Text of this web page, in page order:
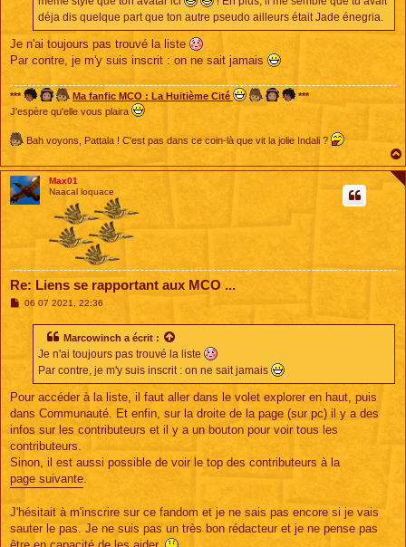
déja dis quelque part que ton autre pseudo ailleurs était Jade énegria.
Je n'ai toujours pas trouvé la liste
Par contre, je m'y suis inscrit : on ne sait jamais
*** Ma fanfic MCO : La Huitième Cité
***
J'espère qu'elle vous plaira
Bah voyons, Pattala ! C'est pas dans ce coin-là que vit la jolie Indali ?
Max01
Naacal loquace
Re: Liens se rapportant aux MCO ...
M06 07 2021, 22:36
Marcowinch a écrit :
Je n'ai toujours pas trouvé la liste
Par contre, je m'y suis inscrit : on ne sait jamais
Pour accéder à la liste, il faut aller dans le volet explorer en haut, puis
dans Communauté. Et enfin, sur la droite de la page (sur pc) il y a des
infos sur les contributeurs et il y a un bouton pour voir tous les
contributeurs.
Sinon, il est aussi possible de voir le top des contributeurs à la
page suivante
J'hésitait à m'inscrire sur ce fandom et je ne sais pas encore si je vais
sauter le pas. Je ne suis pas un très bon rédacteur et je ne pense pas